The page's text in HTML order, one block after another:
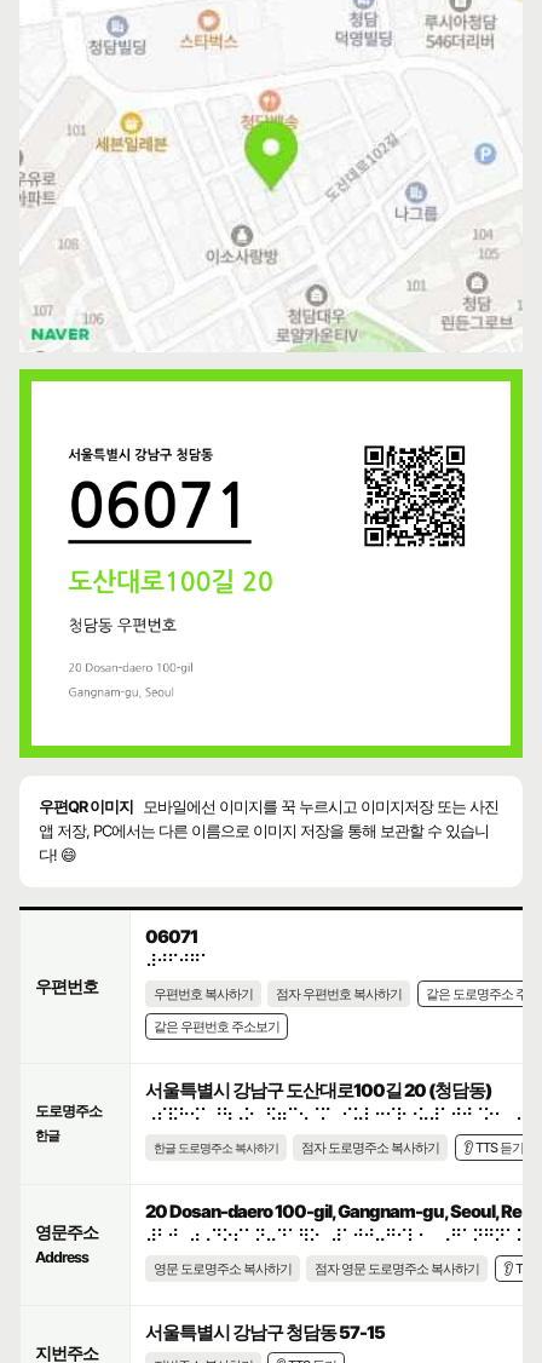
우편QR 이미지
모바일에선 이미지를 꾹 누르시고 이미지저장 또는 사진
앱 저장, PC에서는 다른 이름으로 이미지 저장을 통해 보관할 수 있습니
다! 😄
우편번호
06071
⠼⠚⠋⠚⠛⠁
우편번호 복사하기 점자 우편번호 복사하기
같은 도로명주소 주
같은 우편번호 주소보기
도로명주소
한글
서울특별시 강남구 도산대로100길 20 (청담동)
한글 도로명주소 복사하기 점자 도로명주소 복사하기 👂 TTS 듣기
영문주소
Address
20 Dosan-daero 100-gil, Gangnam-gu, Seoul,
영문 도로명주소 복사하기 점자 영문 도로명주소 복사하기 👂 TTS
지번주소
서울특별시 강남구 청담동 57-15